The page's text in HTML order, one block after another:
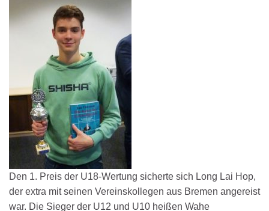
Den 1. Preis der U18-Wertung sicherte sich Long Lai Hop,
der extra mit seinen Vereinskollegen aus Bremen angereist
war. Die Sieger der U12 und U10 heißen Wahe